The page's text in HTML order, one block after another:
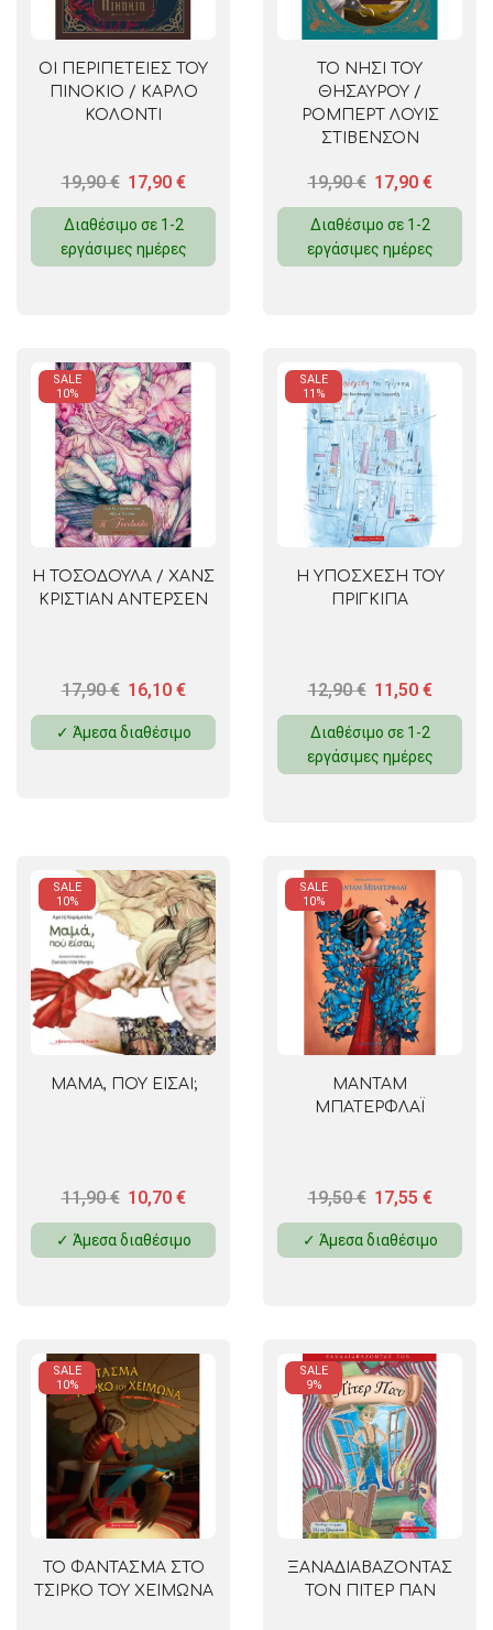
ΟΙ ΠΕΡΙΠΕΤΕΙΕΣ ΤΟΥ
ΠΙΝΟΚΙΟ / ΚΑΡΛΟ
ΚΟΛΟΝΤΙ
19,90€ 17,90 €
Διαθέσιμο σε 1-2
εργάσιμες ημέρες
ΤΟ ΝΗΣΙ ΤΟΥ
ΘΗΣΑΥΡΟΥ /
ΡΟΜΠΕΡΤ ΛΟΥΙΣ
ΣΤΙΒΕΝΣΟΝ
19,90€ 17,90 €
Διαθέσιμο σε 1-2
εργάσιμες ημέρες
SALE
10%
Η ΤΟΣΟΔΟΥΛΑ / ΧΑΝΣ
ΚΡΙΣΤΙΑΝ ΑΝΤΕΡΣΕΝ
17,90€ 16,10 €
✓ Άμεσα διαθέσιμο
SALE
11%
Η ΥΠΟΣΧΕΣΗ ΤΟΥ
ΠΡΙΓΚΙΠΑ
12,90€ 11,50 €
Διαθέσιμο σε 1-2
εργάσιμες ημέρες
SALE
10%
ΜΑΜΑ, ΠΟΥ ΕΙΣΑΙ;
11,90€ 10,70 €
✓ Άμεσα διαθέσιμο
SALE
10%
ΜΑΝΤΑΜ
ΜΠΑΤΕΡΦΛΑΪ
19,50€ 17,55 €
✓ Άμεσα διαθέσιμο
SALE
10%
ΤΟ ΦΑΝΤΑΣΜΑ ΣΤΟ
ΤΣΙΡΚΟ ΤΟΥ ΧΕΙΜΩΝΑ
SALE
9%
ΞΑΝΑΔΙΑΒΑΖΟΝΤΑΣ
ΤΟΝ ΠΙΤΕΡ ΠΑΝ